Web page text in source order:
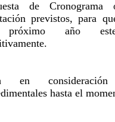
de
previstos, para
año este
en
hasta el